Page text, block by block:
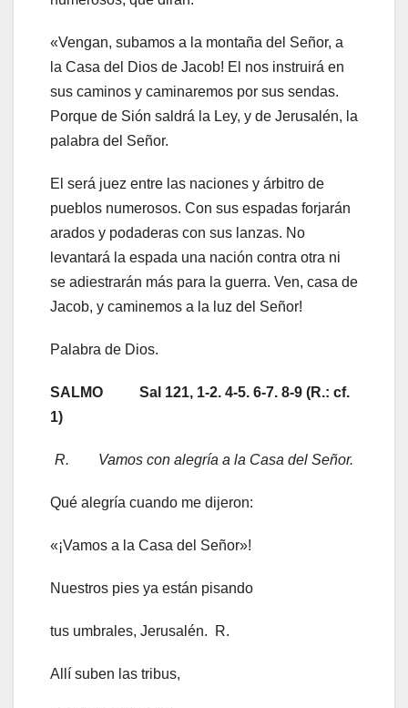
«Vengan, subamos a la montaña del Señor, a
la Casa del Dios de Jacob! El nos instruirá en
sus caminos y caminaremos por sus sendas.
Porque de Sión saldrá la Ley, y de Jerusalén, la
palabra del Señor.
El será juez entre las naciones y árbitro de
pueblos numerosos. Con sus espadas forjarán
arados y podaderas con sus lanzas. No
levantará la espada una nación contra otra ni
se adiestrarán más para la guerra. Ven, casa de
Jacob, y caminemos a la luz del Señor!
Palabra de Dios.
SALMO Sal 121, 1-2. 4-5. 6-7. 8-9 (R.: cf.
1)
R. Vamos con alegría a la Casa del Señor.
Qué alegría cuando me dijeron:
«¡Vamos a la Casa del Señor»!
Nuestros pies ya están pisando
tus umbrales, Jerusalén. R.
Allí suben las tribus,